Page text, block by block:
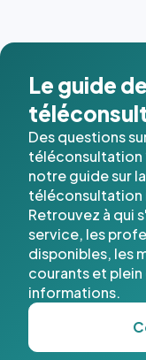
Le guide
Des questions
téléconsultation
notre guide sur la
téléconsultation
Retrouvez à qui
service, les
disponibles, les
courants et
informations.